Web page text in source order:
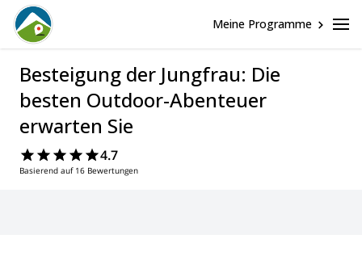
Meine Programme
Besteigung der Jungfrau: Die
besten Outdoor-Abenteuer
erwarten Sie
4.7
Basierend auf 16 Bewertungen